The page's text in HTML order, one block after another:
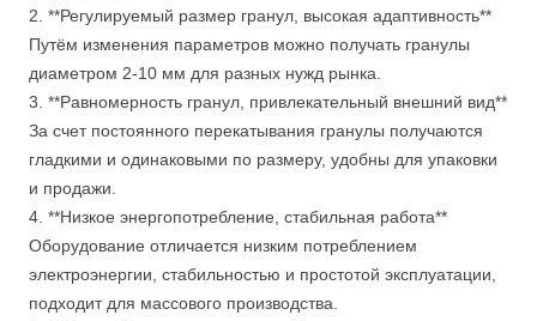
2. **Регулируемый размер гранул, высокая адаптивность**
Путём изменения параметров можно получать гранулы
диаметром 2-10 мм для разных нужд рынка.
3. **Равномерность гранул, привлекательный внешний вид**
За счет постоянного перекатывания гранулы получаются
гладкими и одинаковыми по размеру, удобны для упаковки
и продажи.
4. **Низкое энергопотребление, стабильная работа**
Оборудование отличается низким потреблением
электроэнергии, стабильностью и простотой эксплуатации,
подходит для массового производства.